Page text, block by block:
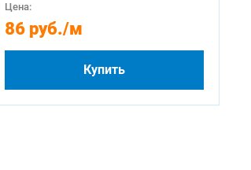
Цена:
86 руб./м
Купить